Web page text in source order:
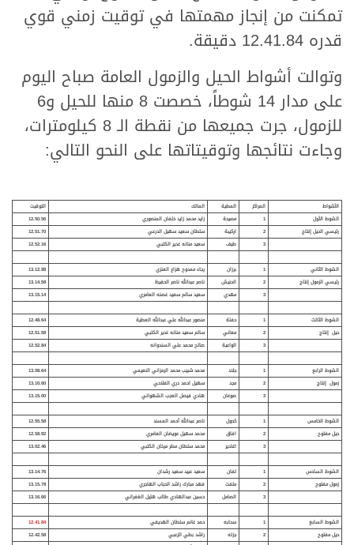
تمكنت من إنجاز مهمتها في توقيت زمني قوي
قدره 12.41.84 دقيقة.
وتوالت أشواط الحيل والزمول العامة صباح اليوم
على مدار 14 شوطاً، خصصت 8 منها للحيل و6
للزمول، جرت جميعها من نقطة الـ 8 كيلومترات،
وجاءت نتائجها وتوقيتاتها على النحو التالي:
الأشواط المراكز المطية المالك
التوقيت
الشوط الأول
1 مصيحة زايد محمد زايد خلفان المنصوري
12.50.56
رئيسي الحيل إنتاج
2 اركيبة سلطان سعيد سهيل الدرعي
12.51.70
3
طيف سعيد منانه غدير الكتبي 12.52.16
الشوط الثاني 1 برزان رجاء ممدوح هزاع العنزي
13.12.98
رئيسي الزمول إنتاج
2 الحنيش ناصر عبدالله ناصر الحفيظ
13.14.58
3
مهدي سعيد سالم سعيد غصنه العامري 13.15.14
الشوط الثالث 1 حفلة منصور عبدالله علي عبدالله العطية
12.48.64
حيل إنتاج
2 معاني سالم سعيد منانه غدير الكتبي
12.51.58
3
الواعية صالح محمد علي السندوانه 12.52.84
الشوط الرابع 1 جلاد محمد شبيب محمد الرمزاني النعيمي
13.08.64
زمول إنتاج
2 مجد سهيل احمد دري الفلاحي
13.10.60
3
صوغان هادي فيصل العجب الشهواني 13.15.00
الشوط الخامس 1 كحول ناصر عبدالله أحمد المسند
12.55.58
حيل مفتوح
2 افاق محمد سهيل عويضان العامري
12.58.92
3
اغادير محمد سلطان مطر مرخان الكتبي 13.02.46
الشوط السادس 1 لفان سعيد عبيد سعيد رشدان
13.14.76
زمول مفتوح
2 ملفت فهد مبارك راشد الحباب الهاجري
13.15.78
3
الصامل حسين عبدالهادي طالب هليل الغفراني 13.16.66
الشوط السابع 1 سحابه حمد غانم سلطان الهديفي
12.41.84
حيل مفتوح
2 جزله راشد بطي الزعبي
12.42.58